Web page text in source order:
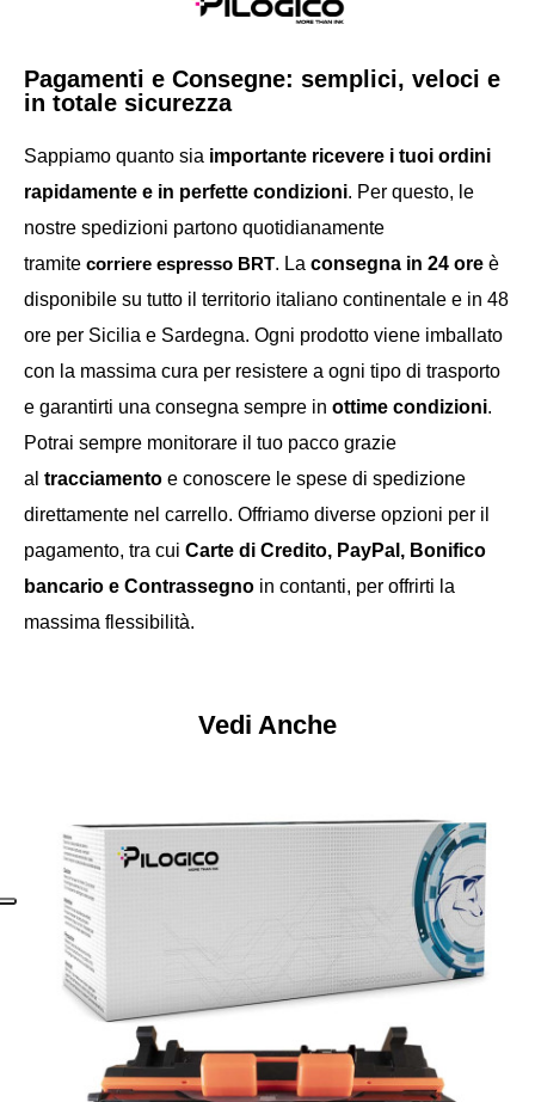
Pagamenti e Consegne: semplici, veloci e
in totale sicurezza
Sappiamo quanto sia importante ricevere i tuoi ordini
rapidamente e in perfette condizioni. Per questo, le
nostre spedizioni partono quotidianamente
tramite corriere espresso BRT. La consegna in 24 ore è
disponibile su tutto il territorio italiano continentale e in 48
ore per Sicilia e Sardegna. Ogni prodotto viene imballato
con la massima cura per resistere a ogni tipo di trasporto
e garantirti una consegna sempre in ottime condizioni.
Potrai sempre monitorare il tuo pacco grazie
al tracciamento e conoscere le spese di spedizione
direttamente nel carrello. Offriamo diverse opzioni per il
pagamento, tra cui Carte di Credito, PayPal, Bonifico
bancario e Contrassegno in contanti, per offrirti la
massima flessibilità.
Vedi Anche